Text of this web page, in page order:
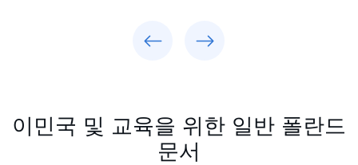
이민국 및 교육을 위한 일반 폴란드
문서